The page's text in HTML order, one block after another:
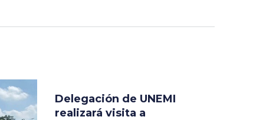
Delegación de UNEMI
realizará visita a